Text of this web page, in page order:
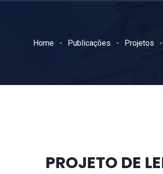
Home Publicações Projetos
PROJETO DE